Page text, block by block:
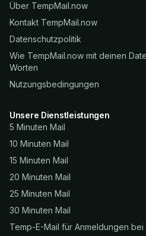
Über TempMail.now
Kontakt TempMail.now
Datenschutzpolitik
Wie TempMail.now mit deinen
Worten
Nutzungsbedingungen
Unsere Dienstleistungen
5 Minuten Mail
10 Minuten Mail
15 Minuten Mail
20 Minuten Mail
25 Minuten Mail
30 Minuten Mail
Temp-E-Mail für Anmeldungen bei